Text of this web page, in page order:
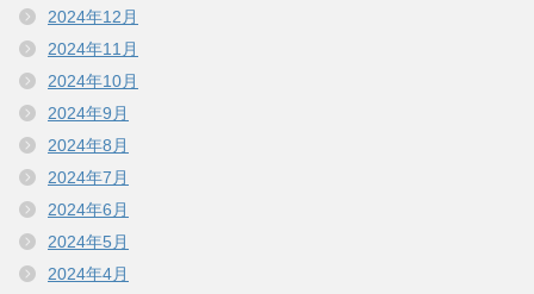
2024年12月
2024年11月
2024年10月
2024年9月
2024年8月
2024年7月
2024年6月
2024年5月
2024年4月